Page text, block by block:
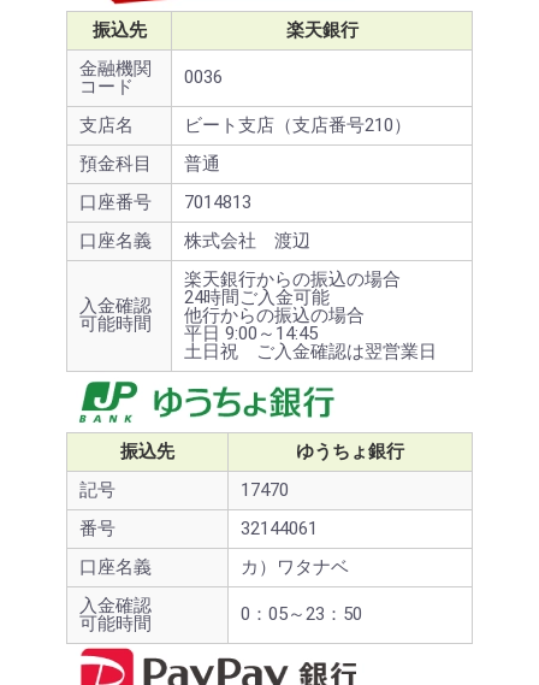
振込先
楽天銀行
金融機関
コード
0036
支店名
ビート支店（支店番号210）
預金科目
普通
口座番号
7014813
口座名義
株式会社 渡辺
入金確認
可能時間
楽天銀行からの振込の場合
24時間ご入金可能
他行からの振込の場合
平日 9:00～14:45
土日祝 ご入金確認は翌営業日
振込先
ゆうちょ銀行
記号
17470
番号
32144061
口座名義
カ）ワタナベ
入金確認
可能時間
0：05～23：50